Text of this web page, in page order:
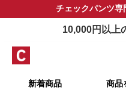
チェックパンツ専
10,000円以上
新着商品 商品